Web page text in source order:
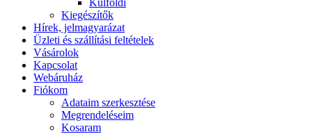
Külföldi
Kiegészítők
Hírek, jelmagyarázat
Üzleti és szállítási feltételek
Vásárolok
Kapcsolat
Webáruház
Fiókom
Adataim szerkesztése
Megrendeléseim
Kosaram